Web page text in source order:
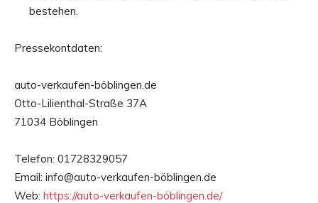
bestehen.
Pressekontdaten:
auto-verkaufen-böblingen.de
Otto-Lilienthal-Straße 37A
71034 Böblingen
Telefon: 01728329057
Email: info@auto-verkaufen-böblingen.de
Web: https://auto-verkaufen-böblingen.de/